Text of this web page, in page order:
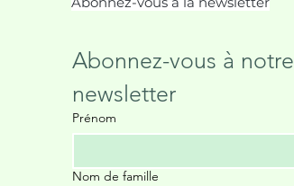
Abonnez-vous à notre
newsletter
Prénom
Nom de famille